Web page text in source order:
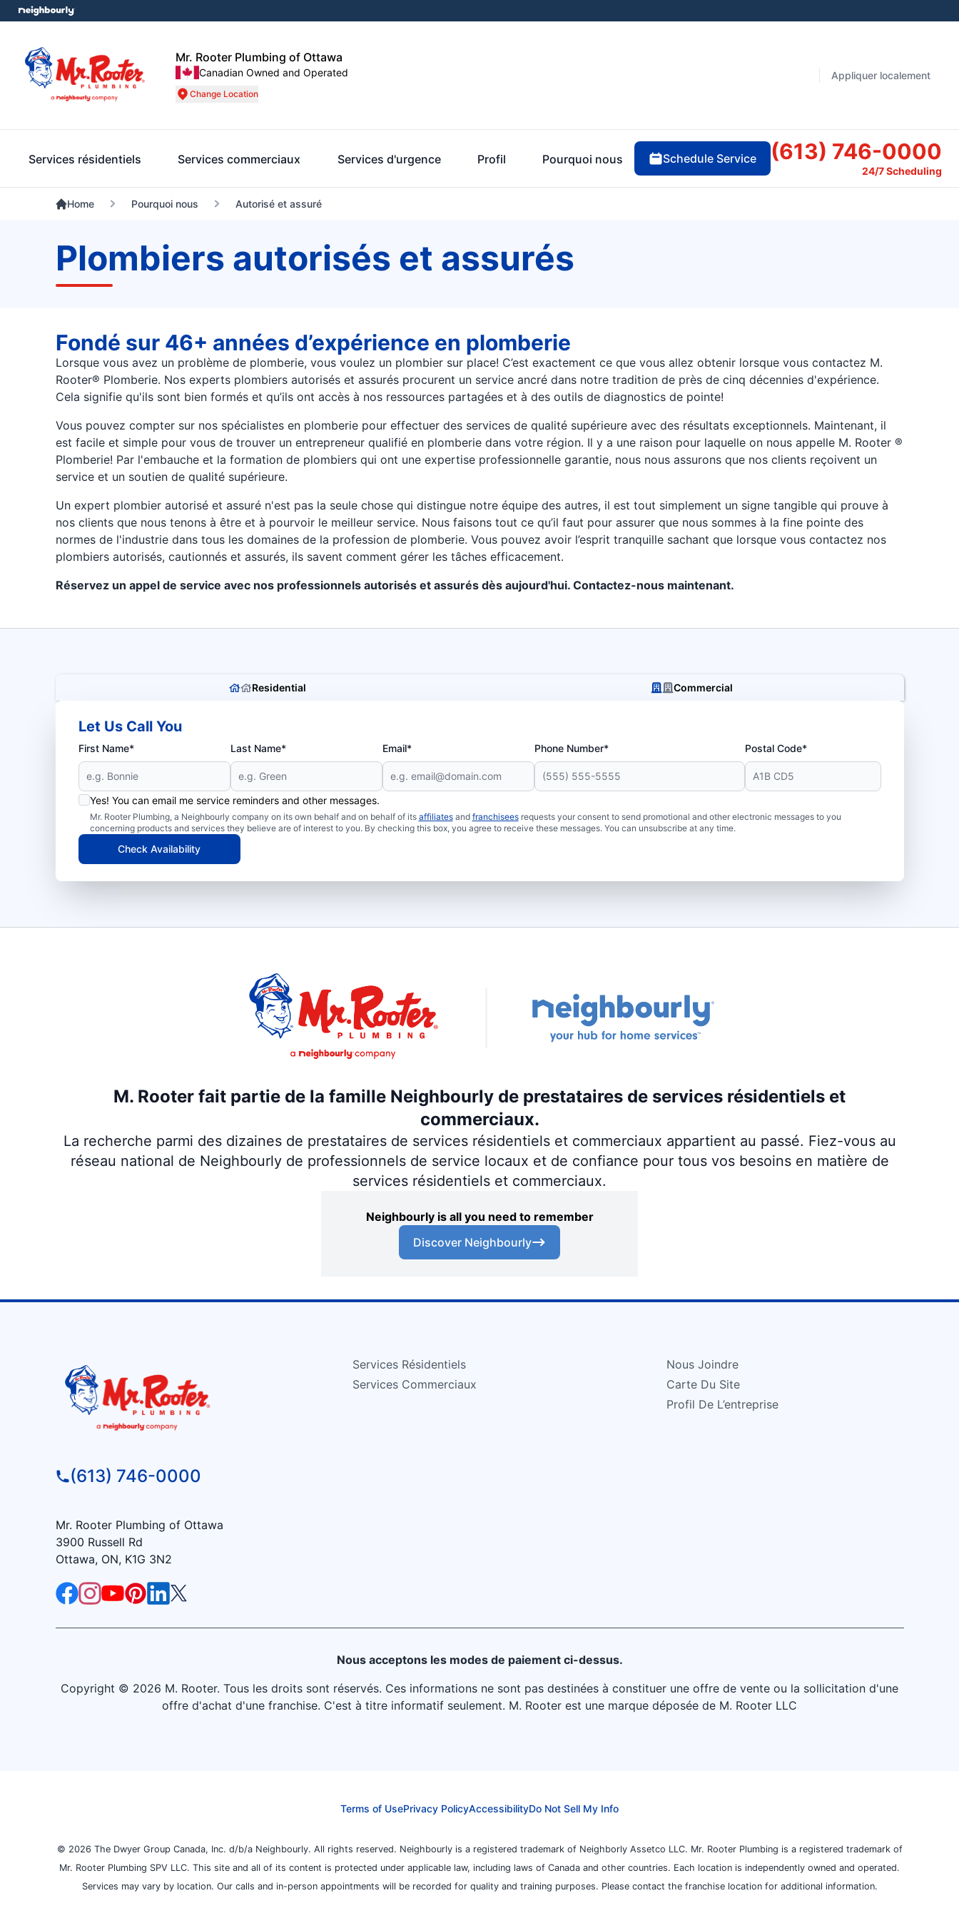
Mr. Rooter Plumbing of Ottawa
Canadian Owned and Operated
Change Location
Appliquer localement
Services résidentiels Services commerciaux Services d'urgence Profil Pourquoi nous Schedule Service (613) 746-0000
24/7 Scheduling
Home Pourquoi nous Autorisé et assuré
Plombiers autorisés et assurés
Fondé sur 46+ années d’expérience en plomberie
Lorsque vous avez un problème de plomberie, vous voulez un plombier sur place! C’est exactement ce que vous allez obtenir lorsque vous contactez M.
Rooter® Plomberie. Nos experts plombiers autorisés et assurés procurent un service ancré dans notre tradition de près de cinq décennies d'expérience.
Cela signifie qu'ils sont bien formés et qu’ils ont accès à nos ressources partagées et à des outils de diagnostics de pointe!
Vous pouvez compter sur nos spécialistes en plomberie pour effectuer des services de qualité supérieure avec des résultats exceptionnels. Maintenant, il
est facile et simple pour vous de trouver un entrepreneur qualifié en plomberie dans votre région. Il y a une raison pour laquelle on nous appelle M. Rooter ®
Plomberie! Par l'embauche et la formation de plombiers qui ont une expertise professionnelle garantie, nous nous assurons que nos clients reçoivent un
service et un soutien de qualité supérieure.
Un expert plombier autorisé et assuré n'est pas la seule chose qui distingue notre équipe des autres, il est tout simplement un signe tangible qui prouve à
nos clients que nous tenons à être et à pourvoir le meilleur service. Nous faisons tout ce qu’il faut pour assurer que nous sommes à la fine pointe des
normes de l'industrie dans tous les domaines de la profession de plomberie. Vous pouvez avoir l’esprit tranquille sachant que lorsque vous contactez nos
plombiers autorisés, cautionnés et assurés, ils savent comment gérer les tâches efficacement.
Réservez un appel de service avec nos professionnels autorisés et assurés dès aujourd'hui. Contactez-nous maintenant.
Residential Commercial
Let Us Call You
First Name* Last Name* Email* Phone Number* Postal Code*
Yes! You can email me service reminders and other messages.
Mr. Rooter Plumbing, a Neighbourly company on its own behalf and on behalf of its affiliatesand franchiseesrequests your consent to send promotional and other electronic messages to you
concerning products and services they believe are of interest to you. By checking this box, you agree to receive these messages. You can unsubscribe at any time.
Check Availability
M. Rooter fait partie de la famille Neighbourly de prestataires de services résidentiels et
commerciaux.
La recherche parmi des dizaines de prestataires de services résidentiels et commerciaux appartient au passé. Fiez-vous au
réseau national de Neighbourly de professionnels de service locaux et de confiance pour tous vos besoins en matière de
services résidentiels et commerciaux.
Neighbourly is all you need to remember
Discover Neighbourly
(613) 746-0000
Mr. Rooter Plumbing of Ottawa
3900 Russell Rd
Ottawa, ON, K1G 3N2
Services Résidentiels
Services Commerciaux
Nous Joindre
Carte Du Site
Profil De L’entreprise
Nous acceptons les modes de paiement ci-dessus.
Copyright © 2026 M. Rooter. Tous les droits sont réservés. Ces informations ne sont pas destinées à constituer une offre de vente ou la sollicitation d'une
offre d'achat d'une franchise. C'est à titre informatif seulement. M. Rooter est une marque déposée de M. Rooter LLC
Terms of UsePrivacy PolicyAccessibilityDo Not Sell My Info
© 2026 The Dwyer Group Canada, Inc. d/b/a Neighbourly. All rights reserved. Neighbourly is a registered trademark of Neighborly Assetco LLC. Mr. Rooter Plumbing is a registered trademark of
Mr. Rooter Plumbing SPV LLC. This site and all of its content is protected under applicable law, including laws of Canada and other countries. Each location is independently owned and operated.
Services may vary by location. Our calls and in-person appointments will be recorded for quality and training purposes. Please contact the franchise location for additional information.